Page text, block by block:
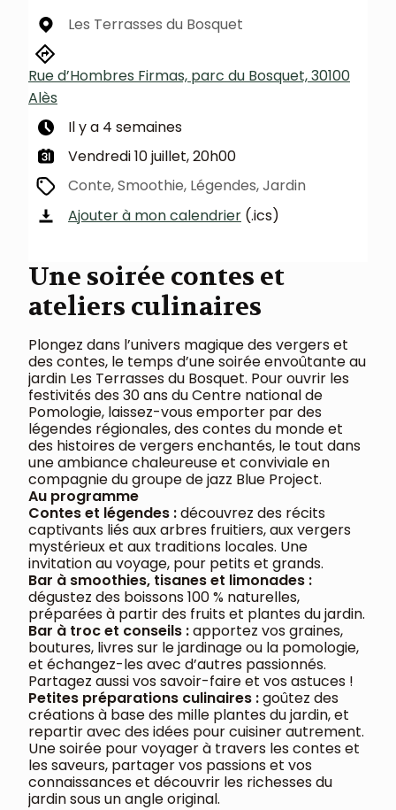
Les Terrasses du Bosquet
Rue d’Hombres Firmas, parc du Bosquet, 30100
Alès
Il y a 4 semaines
Vendredi 10 juillet, 20h00
Conte, Smoothie, Légendes, Jardin
Ajouter à mon calendrier (.ics)
Une soirée contes et
ateliers culinaires
Plongez dans l’univers magique des vergers et
des contes, le temps d’une soirée envoûtante au
jardin Les Terrasses du Bosquet. Pour ouvrir les
festivités des 30 ans du Centre national de
Pomologie, laissez-vous emporter par des
légendes régionales, des contes du monde et
des histoires de vergers enchantés, le tout dans
une ambiance chaleureuse et conviviale en
compagnie du groupe de jazz Blue Project.
Au programme
Contes et légendes :découvrez des récits
captivants liés aux arbres fruitiers, aux vergers
mystérieux et aux traditions locales. Une
invitation au voyage, pour petits et grands.
Bar à smoothies, tisanes et limonades :
dégustez des boissons 100 % naturelles,
préparées à partir des fruits et plantes du jardin.
Bar à troc et conseils :apportez vos graines,
boutures, livres sur le jardinage ou la pomologie,
et échangez-les avec d’autres passionnés.
Partagez aussi vos savoir-faire et vos astuces !
Petites préparations culinaires :goûtez des
créations à base des mille plantes du jardin, et
repartir avec des idées pour cuisiner autrement.
Une soirée pour voyager à travers les contes et
les saveurs, partager vos passions et vos
connaissances et découvrir les richesses du
jardin sous un angle original.